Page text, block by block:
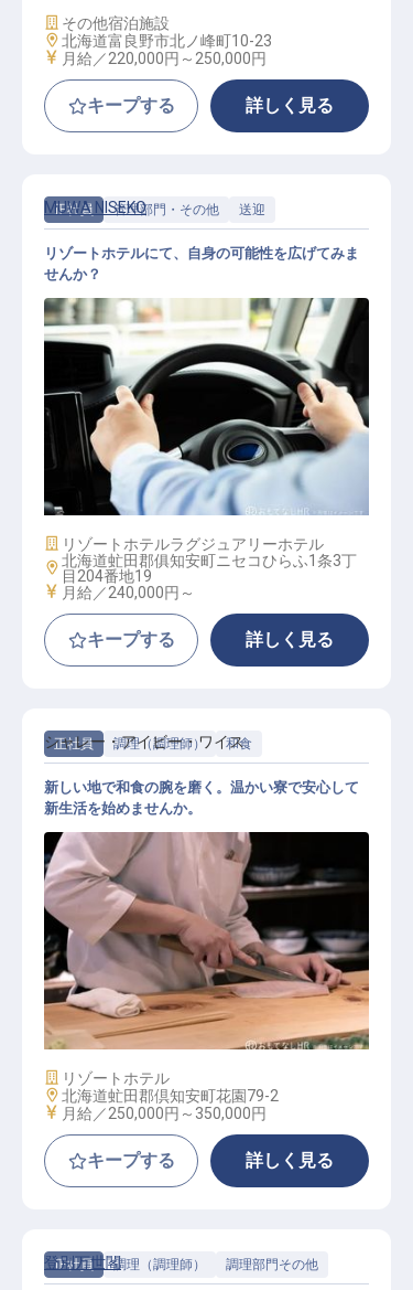
施設業態
その他宿泊施設
勤務地
北海道富良野市北ノ峰町10-23
給与
月給／220,000円～ 250,000円
キープする 詳しく見る
正社員 管理部門・その他 送迎
ゲストサービスエージェント（ドラ
イバー）
MUWA NISEKO
リゾートホテルにて、自身の可能性を広げてみま
せんか？
施設業態
リゾートホテルラグジュアリーホテル
勤務地
北海道虻田郡俱知安町ニセコひらふ1条3丁
目204番地19
給与
月給／240,000円～
キープする 詳しく見る
正社員 調理（調理師） 和食
和食調理
シャレー・アイビー・ワイス
新しい地で和食の腕を磨く。温かい寮で安心して
新生活を始めませんか。
施設業態
リゾートホテル
勤務地
北海道虻田郡倶知安町花園79-2
給与
月給／250,000円～ 350,000円
キープする 詳しく見る
正社員 調理（調理師） 調理部門その他
登別万世閣